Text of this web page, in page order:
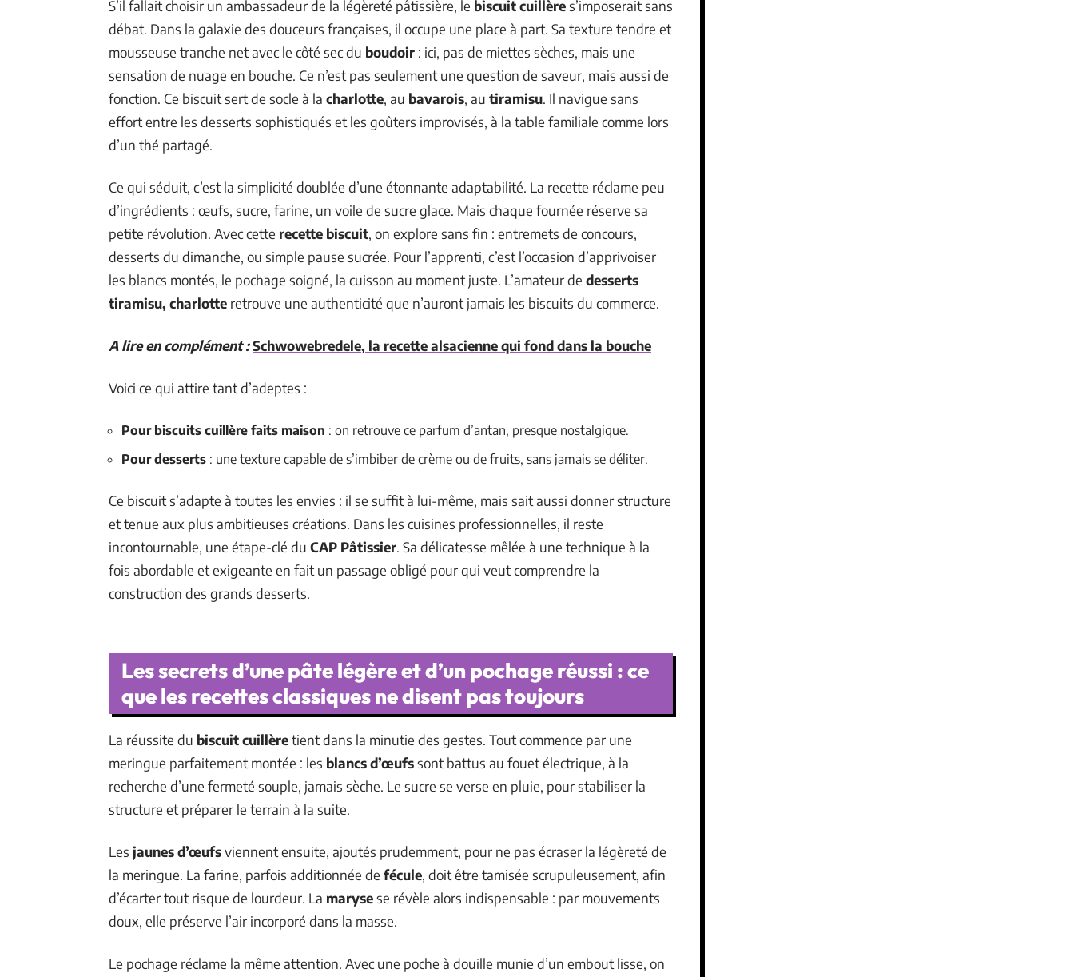
S’il fallait choisir un ambassadeur de la légèreté pâtissière, le biscuit cuillères’imposerait sans
débat. Dans la galaxie des douceurs françaises, il occupe une place à part. Sa texture tendre et
mousseuse tranche net avec le côté sec du boudoir : ici, pas de miettes sèches, mais une
sensation de nuage en bouche. Ce n’est pas seulement une question de saveur, mais aussi de
fonction. Ce biscuit sert de socle à la charlotte, au bavarois, au tiramisu. Il navigue sans
effort entre les desserts sophistiqués et les goûters improvisés, à la table familiale comme lors
d’un thé partagé.
Ce qui séduit, c’est la simplicité doublée d’une étonnante adaptabilité. La recette réclame peu
d’ingrédients : œufs, sucre, farine, un voile de sucre glace. Mais chaque fournée réserve sa
petite révolution. Avec cette recette biscuit, on explore sans fin : entremets de concours,
desserts du dimanche, ou simple pause sucrée. Pour l’apprenti, c’est l’occasion d’apprivoiser
les blancs montés, le pochage soigné, la cuisson au moment juste. L’amateur de desserts
tiramisu, charlotte retrouve une authenticité que n’auront jamais les biscuits du commerce.
A lire en complément :Schwowebredele, la recette alsacienne qui fond dans la bouche
Voici ce qui attire tant d’adeptes :
Pour biscuits cuillère faits maison : on retrouve ce parfum d’antan, presque nostalgique.
Pour desserts : une texture capable de s’imbiber de crème ou de fruits, sans jamais se déliter.
Ce biscuit s’adapte à toutes les envies : il se suffit à lui-même, mais sait aussi donner structure
et tenue aux plus ambitieuses créations. Dans les cuisines professionnelles, il reste
incontournable, une étape-clé du CAP Pâtissier. Sa délicatesse mêlée à une technique à la
fois abordable et exigeante en fait un passage obligé pour qui veut comprendre la
construction des grands desserts.
Les secrets d’une pâte légère et d’un pochage réussi : ce
que les recettes classiques ne disent pas toujours
La réussite du biscuit cuillèretient dans la minutie des gestes. Tout commence par une
meringue parfaitement montée : les blancs d’œufssont battus au fouet électrique, à la
recherche d’une fermeté souple, jamais sèche. Le sucre se verse en pluie, pour stabiliser la
structure et préparer le terrain à la suite.
Les jaunes d’œufsviennent ensuite, ajoutés prudemment, pour ne pas écraser la légèreté de
la meringue. La farine, parfois additionnée de fécule, doit être tamisée scrupuleusement, afin
d’écarter tout risque de lourdeur. La marysese révèle alors indispensable : par mouvements
doux, elle préserve l’air incorporé dans la masse.
Le pochage réclame la même attention. Avec une poche à douille munie d’un embout lisse, on